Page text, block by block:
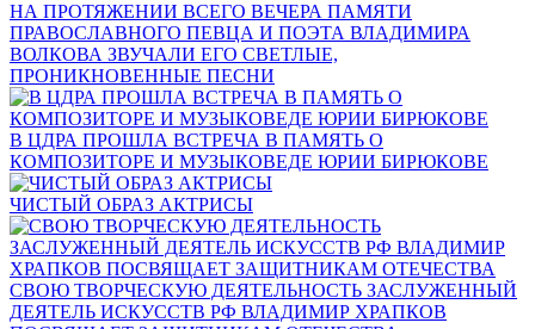
НА ПРОТЯЖЕНИИ ВСЕГО ВЕЧЕРА ПАМЯТИ
ПРАВОСЛАВНОГО ПЕВЦА И ПОЭТА ВЛАДИМИРА
ВОЛКОВА ЗВУЧАЛИ ЕГО СВЕТЛЫЕ,
ПРОНИКНОВЕННЫЕ ПЕСНИ
В ЦДРА ПРОШЛА ВСТРЕЧА В ПАМЯТЬ О
КОМПОЗИТОРЕ И МУЗЫКОВЕДЕ ЮРИИ БИРЮКОВЕ
ЧИСТЫЙ ОБРАЗ АКТРИСЫ
СВОЮ ТВОРЧЕСКУЮ ДЕЯТЕЛЬНОСТЬ ЗАСЛУЖЕННЫЙ
ДЕЯТЕЛЬ ИСКУССТВ РФ ВЛАДИМИР ХРАПКОВ